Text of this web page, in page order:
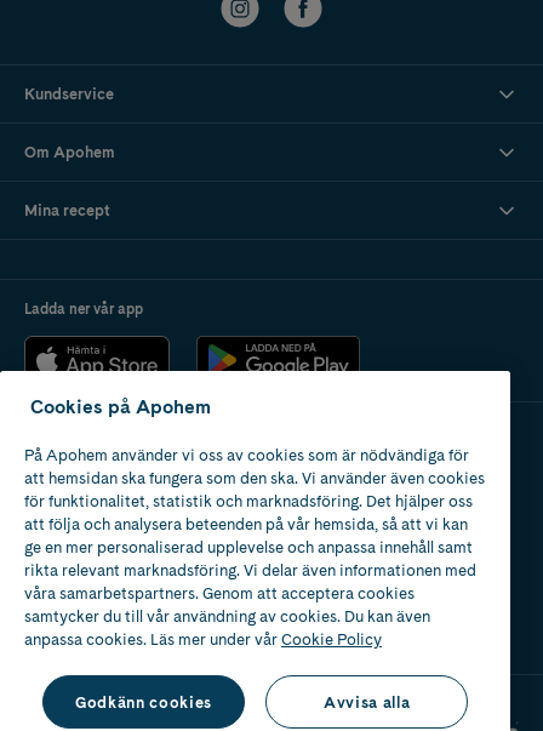
Kundservice
Om Apohem
Mina recept
Ladda ner vår app
Apotek med tillstånd
av Läkemedelsverket
Cookies på Apohem
På Apohem använder vi oss av cookies som är nödvändiga för
att hemsidan ska fungera som den ska. Vi använder även cookies
för funktionalitet, statistik och marknadsföring. Det hjälper oss
att följa och analysera beteenden på vår hemsida, så att vi kan
ge en mer personaliserad upplevelse och anpassa innehåll samt
rikta relevant marknadsföring. Vi delar även informationen med
våra samarbetspartners. Genom att acceptera cookies
samtycker du till vår användning av cookies. Du kan även
anpassa cookies. Läs mer under vårCookie Policy
Godkänn cookies Avvisa alla